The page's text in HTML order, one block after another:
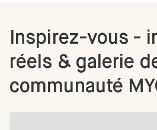
Inspirez-vous -
réels & galerie
communauté